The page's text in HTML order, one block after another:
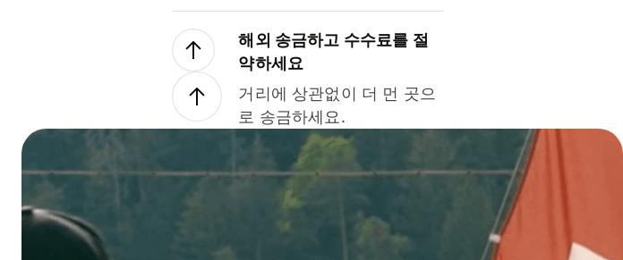
해외 송금하고 수수료를 절
약하세요
거리에 상관없이 더 먼 곳으
로 송금하세요.